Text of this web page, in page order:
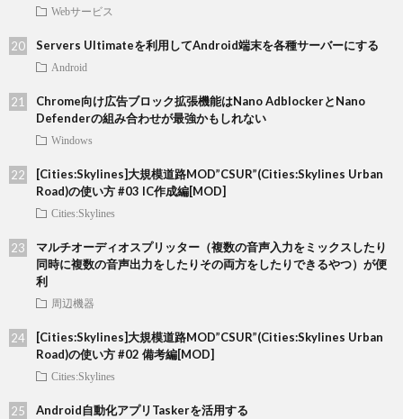
Webサービス
Servers Ultimateを利用してAndroid端末を各種サーバーにする
Android
Chrome向け広告ブロック拡張機能はNano AdblockerとNano
Defenderの組み合わせが最強かもしれない
Windows
[Cities:Skylines]大規模道路MOD”CSUR”(Cities:Skylines Urban
Road)の使い方 #03 IC作成編[MOD]
Cities:Skylines
マルチオーディオスプリッター（複数の音声入力をミックスしたり
同時に複数の音声出力をしたりその両方をしたりできるやつ）が便
利
周辺機器
[Cities:Skylines]大規模道路MOD”CSUR”(Cities:Skylines Urban
Road)の使い方 #02 備考編[MOD]
Cities:Skylines
Android自動化アプリTaskerを活用する